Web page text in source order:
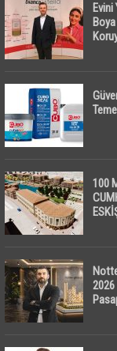
Evini
100
2026